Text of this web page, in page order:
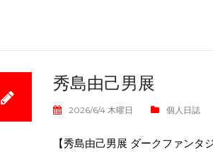
秀島由己男展
2026/6/4 木曜日 個人日誌
【秀島由己男展 ダークファン